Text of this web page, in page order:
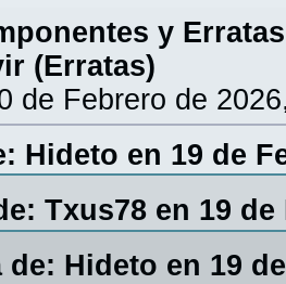
y Erratas
(Erratas)
de Febrero de
Hideto en 19 de
Txus78 en 19
de: Hideto en 19